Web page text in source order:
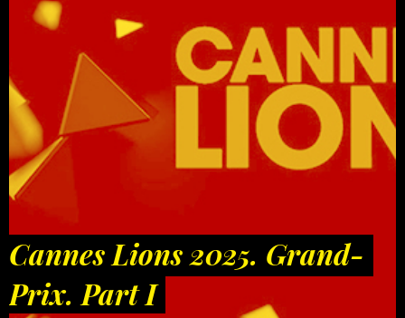
Cannes Lions 2025. Grand-
Prix. Part I